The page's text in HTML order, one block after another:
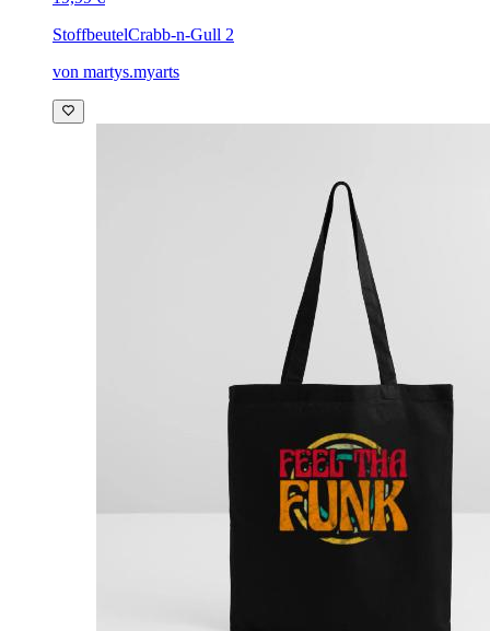
StoffbeutelCrabb-n-Gull 2
von martys.myarts